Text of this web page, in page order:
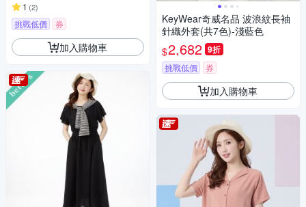
1 (2)
挑戰低價 券
加入購物車
KeyWear奇威名品 波浪紋長袖
針織外套(共7色)-淺藍色
$2,682 9折
挑戰低價 券
加入購物車